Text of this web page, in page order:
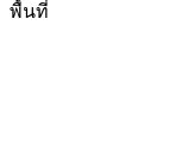
พื้นที่